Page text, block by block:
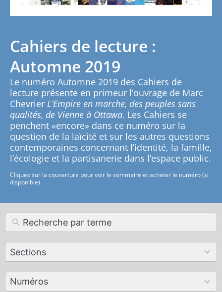
Cahiers de lecture :
Automne 2019
Le numéro Automne 2019 des Cahiers de
lecture présente en primeur l’ouvrage de Marc
Chevrier L’Empire en marche, des peuples sans
qualités, de Vienne à Ottawa. Les Cahiers se
penchent «encore» dans ce numéro sur la
question de la laïcité et sur les autres questions
contemporaines concernant l’identité, la famille,
l’écologie et la partisanerie dans l’espace public.
Cliquez sur la couverture pour voir le sommaire et acheter le numéro (si
disponible)
Sections
12
results
Numéros
179
results